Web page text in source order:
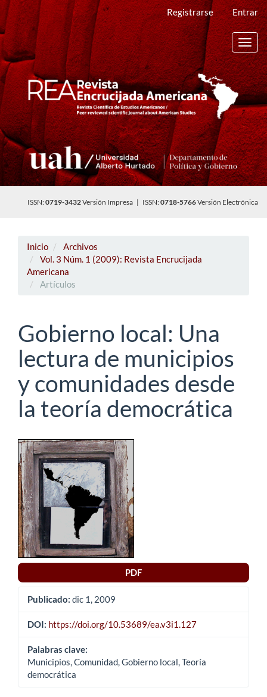
Navegación
principal
Contenido
principal
Barra
lateral
Registrarse Entrar
ISSN:0719-3432Versión Impresa | ISSN:0718-5766Versión Electrónica
Inicio
Archivos
Vol. 3 Núm. 1 (2009): Revista Encrucijada
Americana
Artículos
Gobierno local: Una
lectura de municipios
y comunidades desde
la teoría democrática
Barra
lateral
del
artículo
PDF
Publicado: dic 1, 2009
DOI: https://doi.org/10.53689/ea.v3i1.127
Palabras clave:
Municipios, Comunidad, Gobierno local, Teoría
democrática